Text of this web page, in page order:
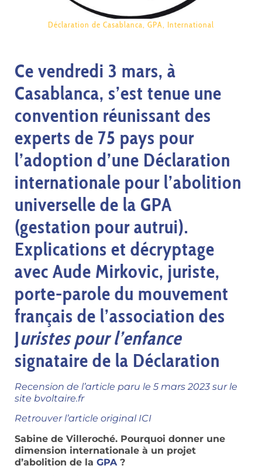
Déclaration de Casablanca, GPA, International
Ce vendredi 3 mars, à
Casablanca, s’est tenue une
convention réunissant des
experts de 75 pays pour
l’adoption d’une Déclaration
internationale pour l’abolition
universelle de la GPA
(gestation pour autrui).
Explications et décryptage
avec Aude Mirkovic, juriste,
porte-parole du mouvement
français de l’association des
Juristes pour l’enfance
signataire de la Déclaration
Recension de l’article paru le 5 mars 2023 sur le
site bvoltaire.fr
Retrouver l’article original ICI
Sabine de Villeroché. Pourquoi donner une
dimension internationale à un projet
d’abolition de la GPA ?